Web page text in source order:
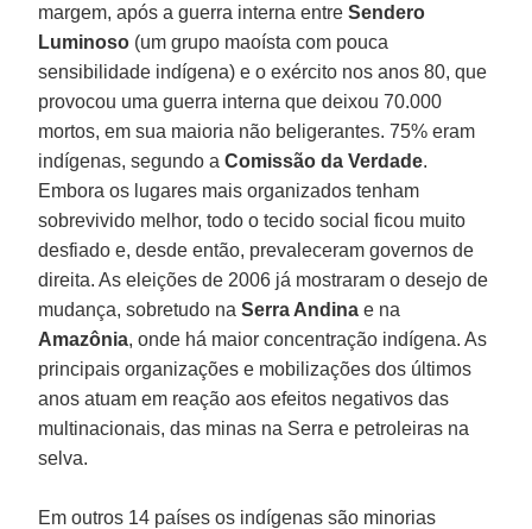
margem, após a guerra interna entreSendero
Luminoso (um grupo maoísta com pouca
sensibilidade indígena) e o exército nos anos 80, que
provocou uma guerra interna que deixou 70.000
mortos, em sua maioria não beligerantes. 75% eram
indígenas, segundo aComissão da Verdade.
Embora os lugares mais organizados tenham
sobrevivido melhor, todo o tecido social ficou muito
desfiado e, desde então, prevaleceram governos de
direita. As eleições de 2006 já mostraram o desejo de
mudança, sobretudo naSerra Andina e na
Amazônia, onde há maior concentração indígena. As
principais organizações e mobilizações dos últimos
anos atuam em reação aos efeitos negativos das
multinacionais, das minas na Serra e petroleiras na
selva.
Em outros 14 países os indígenas são minorias